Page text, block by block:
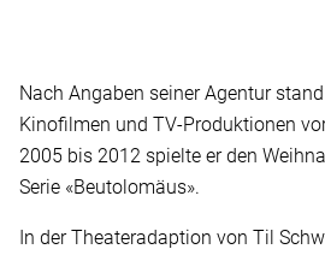
Nach Angaben seiner Agentur
Kinofilmen und TV-Produktionen
2005 bis 2012 spielte er den
Serie «Beutolomäus».
In der Theateradaption von Til